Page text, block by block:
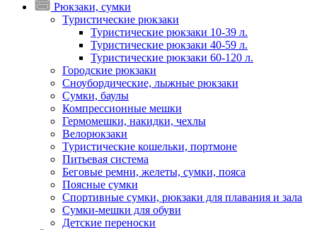
Рюкзаки, сумки
Туристические рюкзаки
Туристические рюкзаки 10-39 л.
Туристические рюкзаки 40-59 л.
Туристические рюкзаки 60-120 л.
Городские рюкзаки
Сноубордические, лыжные рюкзаки
Сумки, баулы
Компрессионные мешки
Гермомешки, накидки, чехлы
Велорюкзаки
Туристические кошельки, портмоне
Питьевая система
Беговые ремни, желеты, сумки, пояса
Поясные сумки
Спортивные сумки, рюкзаки для плавания и зала
Сумки-мешки для обуви
Детские переноски